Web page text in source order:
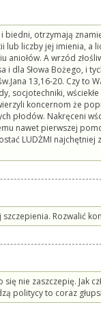
biedni, otrzymają
liczby jej imienia, a
aniołów. A wrzód
i dla Słowa Bożego, i
13,16-20. Czy to
socjotechniki,
koncernom że
płodów. Nakręceni
nawet pierwszej
LUDŻMI
Rozwalić
nie zaszczepię. Jak
politycy to coraz głupsi